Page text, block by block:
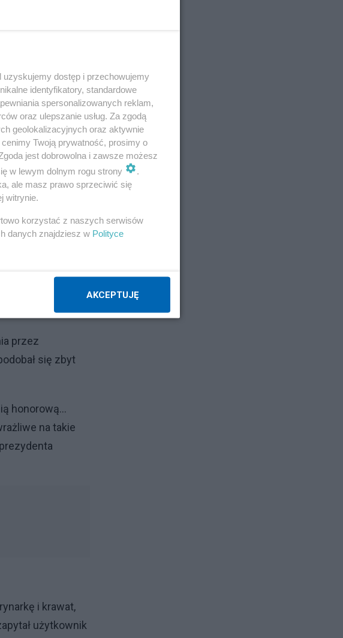
przez
się zbyt
honorową…
na takie
i krawat,
użytkownik
uzyskujemy dostęp i przechowujemy
identyfikatory, standardowe
spersonalizowanych reklam,
oraz ulepszanie usług. Za zgodą
geolokalizacyjnych oraz aktywnie
Twoją prywatność, prosimy o
jest dobrowolna i zawsze możesz
w lewym dolnym rogu strony
.
ale masz prawo sprzeciwić się
witrynie.
korzystać z naszych serwisów
danych znajdziesz w Polityce
AKCEPTUJĘ